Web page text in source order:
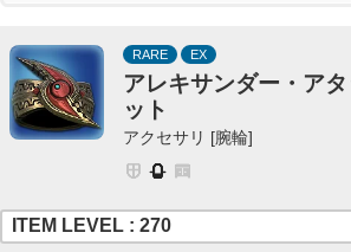
RARE EX
アレキサンダー・ア
ット
アクセサリ [腕輪]
ITEM LEVEL : 270